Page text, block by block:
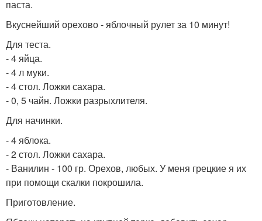
паста.
Вкуснейший орехово - яблочный рулет за 10 минут!
Для теста.
- 4 яйца.
- 4 л муки.
- 4 стол. Ложки сахара.
- 0, 5 чайн. Ложки разрыхлителя.
Для начинки.
- 4 яблока.
- 2 стол. Ложки сахара.
- Ванилин - 100 гр. Орехов, любых. У меня грецкие я их
при помощи скалки покрошила.
Приготовление.